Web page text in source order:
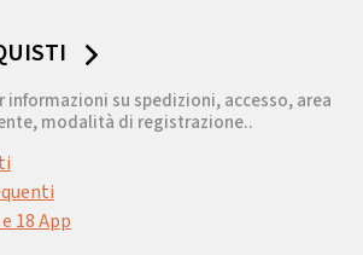
informazioni su spedizioni, accesso, area
modalità di registrazione..
18 App